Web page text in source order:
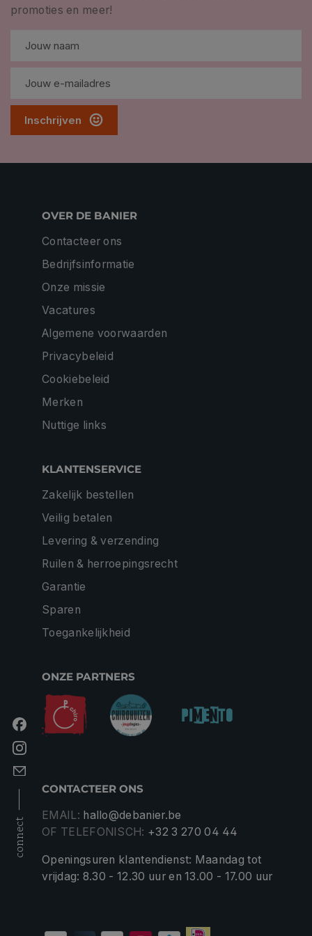
promoties en meer!
Inschrijven
connect
OVER DE BANIER
Contacteer ons
Bedrijfsinformatie
Onze missie
Vacatures
Algemene voorwaarden
Privacybeleid
Cookiebeleid
Merken
Nuttige links
KLANTENSERVICE
Zakelijk bestellen
Veilig betalen
Levering & verzending
Ruilen & herroepingsrecht
Garantie
Sparen
Toegankelijkheid
ONZE PARTNERS
CONTACTEER ONS
EMAIL: hallo@debanier.be
OF TELEFONISCH: +32 3 270 04 44
Openingsuren klantendienst: Maandag tot
vrijdag: 8.30 - 12.30 uur en 13.00 - 17.00 uur